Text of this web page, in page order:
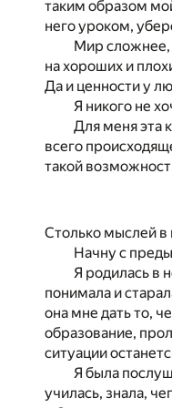
таким образом
него уроком,
Мир сложнее,
на хороших и
Да и ценности у
Я никого не
Для меня эта
всего
такой
Столько мыслей в
Начну с
Я родилась в
понимала и
она мне дать то,
образование,
ситуации
Я была
училась, знала,